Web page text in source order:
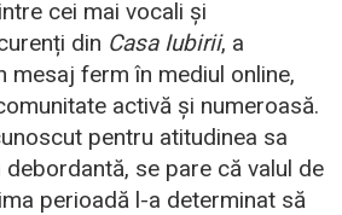
cei mai vocali și
din Casa Iubirii, a
mesaj ferm în mediul online,
activă și numeroasă.
pentru atitudinea sa
se pare că valul de
perioadă l-a determinat să